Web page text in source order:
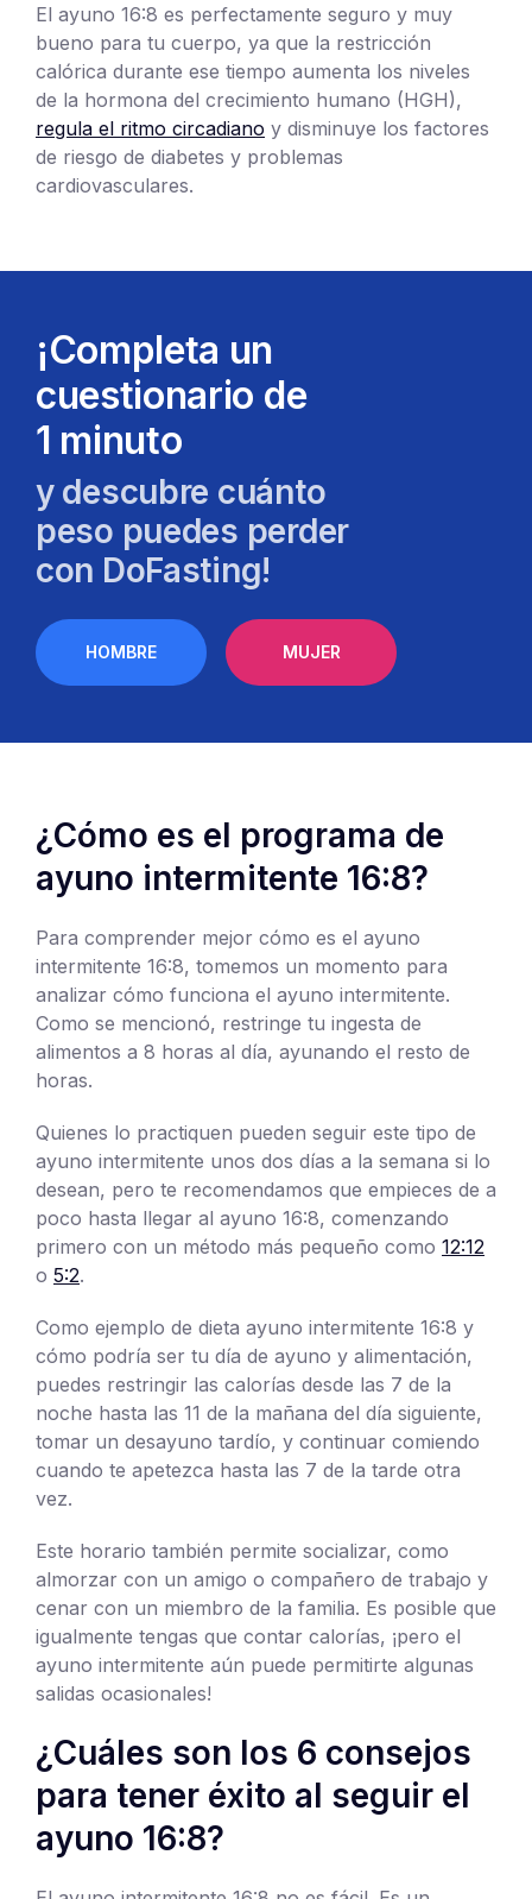
El ayuno 16:8 es perfectamente seguro y muy
bueno para tu cuerpo, ya que la restricción
calórica durante ese tiempo aumenta los niveles
de la hormona del crecimiento humano (HGH),
regula el ritmo circadiano y disminuye los factores
de riesgo de diabetes y problemas
cardiovasculares.
¡Completa un
cuestionario de
1 minuto
y descubre cuánto
peso puedes perder
con DoFasting!
HOMBRE MUJER
¿Cómo es el programa de
ayuno intermitente 16:8?
Para comprender mejor cómo es el ayuno
intermitente 16:8, tomemos un momento para
analizar cómo funciona el ayuno intermitente.
Como se mencionó, restringe tu ingesta de
alimentos a 8 horas al día, ayunando el resto de
horas.
Quienes lo practiquen pueden seguir este tipo de
ayuno intermitente unos dos días a la semana si lo
desean, pero te recomendamos que empieces de a
poco hasta llegar al ayuno 16:8, comenzando
primero con un método más pequeño como 12:12
o 5:2.
Como ejemplo de dieta ayuno intermitente 16:8 y
cómo podría ser tu día de ayuno y alimentación,
puedes restringir las calorías desde las 7 de la
noche hasta las 11 de la mañana del día siguiente,
tomar un desayuno tardío, y continuar comiendo
cuando te apetezca hasta las 7 de la tarde otra
vez.
Este horario también permite socializar, como
almorzar con un amigo o compañero de trabajo y
cenar con un miembro de la familia. Es posible que
igualmente tengas que contar calorías, ¡pero el
ayuno intermitente aún puede permitirte algunas
salidas ocasionales!
¿Cuáles son los 6 consejos
para tener éxito al seguir el
ayuno 16:8?